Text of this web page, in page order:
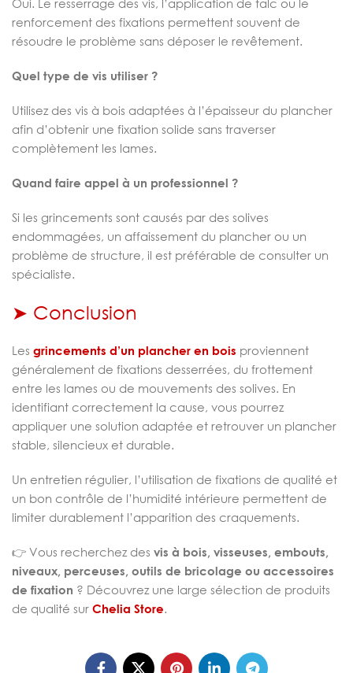
Oui. Le resserrage des vis, l’application de talc ou le
renforcement des fixations permettent souvent de
résoudre le problème sans déposer le revêtement.
Quel type de vis utiliser ?
Utilisez des vis à bois adaptées à l’épaisseur du plancher
afin d’obtenir une fixation solide sans traverser
complètement les lames.
Quand faire appel à un professionnel ?
Si les grincements sont causés par des solives
endommagées, un affaissement du plancher ou un
problème de structure, il est préférable de consulter un
spécialiste.
➤ Conclusion
Les grincements d’un plancher en bois proviennent
généralement de fixations desserrées, du frottement
entre les lames ou de mouvements des solives. En
identifiant correctement la cause, vous pourrez
appliquer une solution adaptée et retrouver un plancher
stable, silencieux et durable.
Un entretien régulier, l’utilisation de fixations de qualité et
un bon contrôle de l’humidité intérieure permettent de
limiter durablement l’apparition des craquements.
👉 Vous recherchez des vis à bois, visseuses, embouts,
niveaux, perceuses, outils de bricolage ou accessoires
de fixation ? Découvrez une large sélection de produits
de qualité sur Chelia Store.